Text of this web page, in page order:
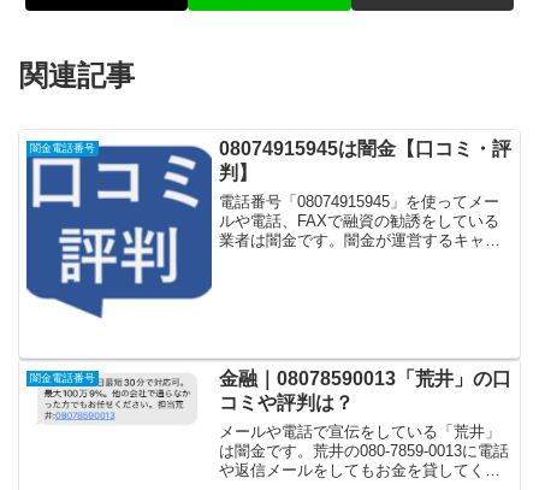
関連記事
闇金電話番号
08074915945は闇金【口コミ・評
判】
電話番号「08074915945」を使ってメー
ルや電話、FAXで融資の勧誘をしている
業者は闇金です。闇金が運営するキャッ
闇金電話番号
金融｜08078590013「荒井」の口
コミや評判は？
メールや電話で宣伝をしている「荒井」
は闇金です。荒井の080-7859-0013に電話
や返信メールをしてもお金を貸してくれ